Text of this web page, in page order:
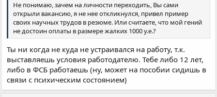
Не понимаю, зачем на личности переходить, Вы сами
открыли вакансию, я не нее откликнулся, привел пример
своих научных трудов в резюме. Или считаете, что мой гений
не достоин оплаты в размере жалких 1000 у.е.?
Ты ни когда не куда не устраивался на работу, т.к.
выставляешь условия работодателю. Тебе либо 12 лет,
либо в ФСБ работаешь (ну, может на пособии сидишь в
связи с психическим состоянием)